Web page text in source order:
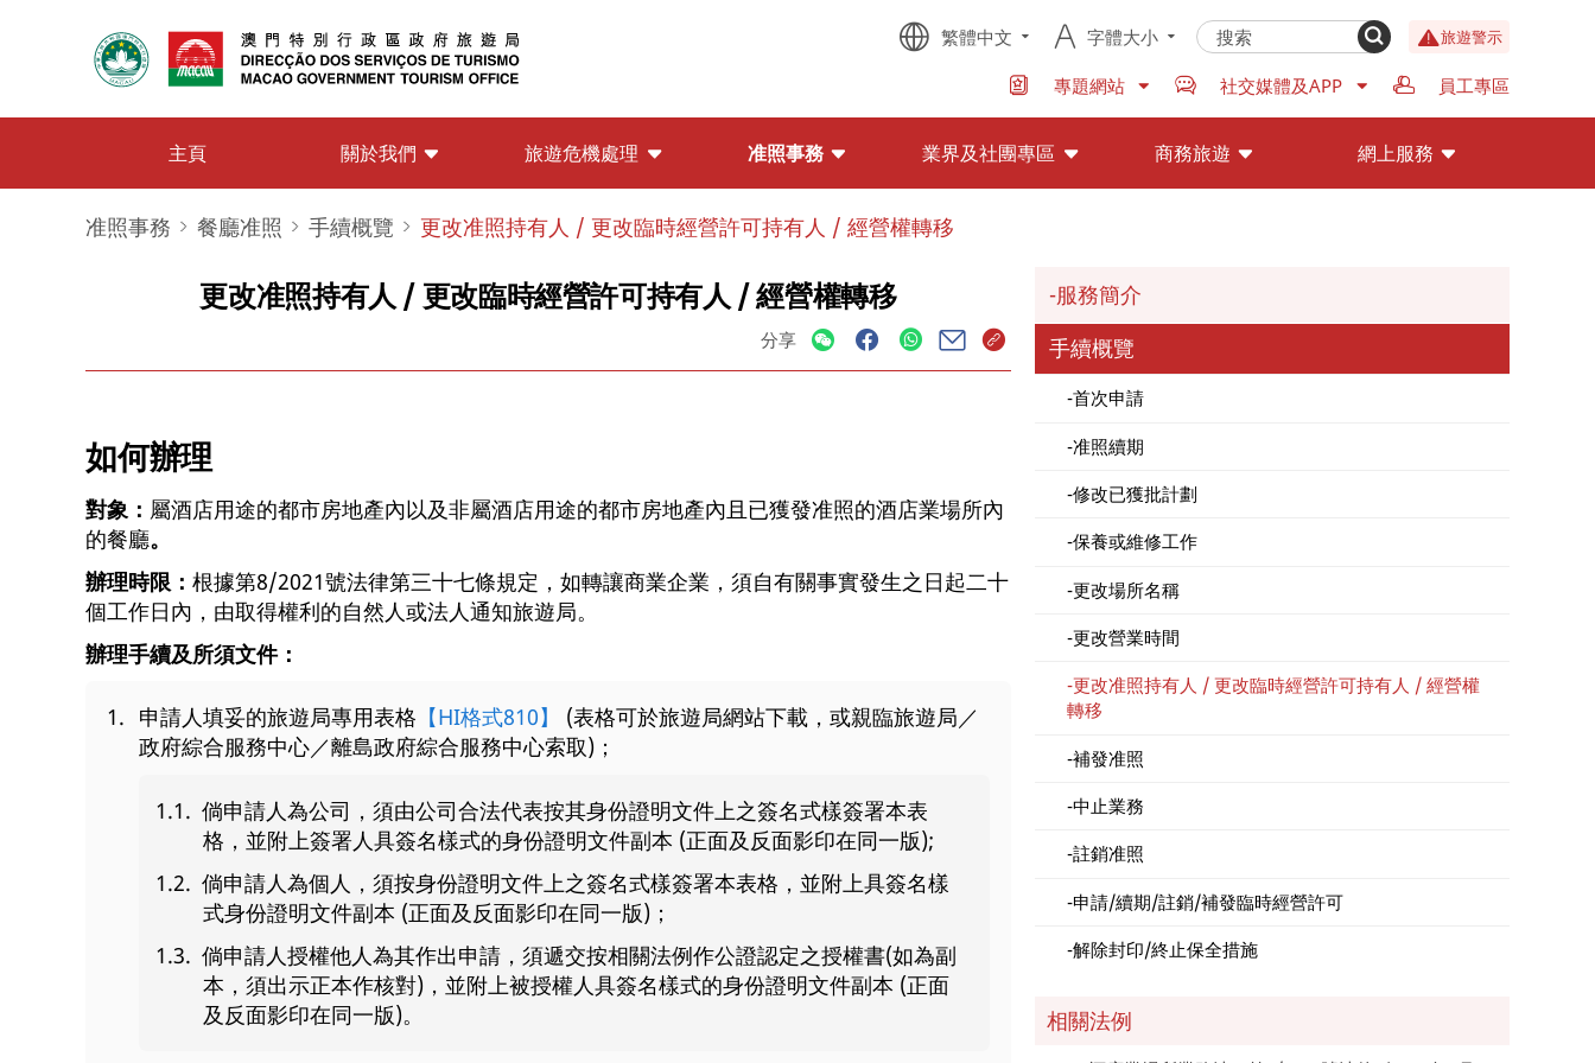
繁體中文 字體大小 旅遊警示
專題網站 社交媒體及APP 員工專區
主頁 關於我們 旅遊危機處理 准照事務 業界及社團專區 商務旅遊 網上服務
准照事務 餐廳准照 手續概覽 更改准照持有人 / 更改臨時經營許可持有人 / 經營權轉移
更改准照持有人 / 更改臨時經營許可持有人 / 經營權轉移
分享
如何辦理
對象： 屬酒店用途的都市房地產內以及非屬酒店用途的都市房地產內且已獲發准照的酒店業場所內
的餐廳。
辦理時限： 根據第8/2021號法律第三十七條規定，如轉讓商業企業，須自有關事實發生之日起二十
個工作日內，由取得權利的自然人或法人通知旅遊局。
辦理手續及所須文件：
申請人填妥的旅遊局專用表格 【HI格式810】
(表格可於旅遊局網站下載，或親臨旅遊局／
政府綜合服務中心／離島政府綜合服務中心索取)；
倘申請人為公司，須由公司合法代表按其身份證明文件上之簽名式樣簽署本表
格，並附上簽署人具簽名樣式的身份證明文件副本 (正面及反面影印在同一版);
倘申請人為個人，須按身份證明文件上之簽名式樣簽署本表格，並附上具簽名樣
式身份證明文件副本 (正面及反面影印在同一版)；
倘申請人授權他人為其作出申請，須遞交按相關法例作公證認定之授權書(如為副
本，須出示正本作核對)，並附上被授權人具簽名樣式的身份證明文件副本 (正面
及反面影印在同一版)。
服務簡介
手續概覽
首次申請
准照續期
修改已獲批計劃
保養或維修工作
更改場所名稱
更改營業時間
更改准照持有人 / 更改臨時經營許可持有人 / 經營權
轉移
補發准照
中止業務
註銷准照
申請/續期/註銷/補發臨時經營許可
解除封印/終止保全措施
相關法例